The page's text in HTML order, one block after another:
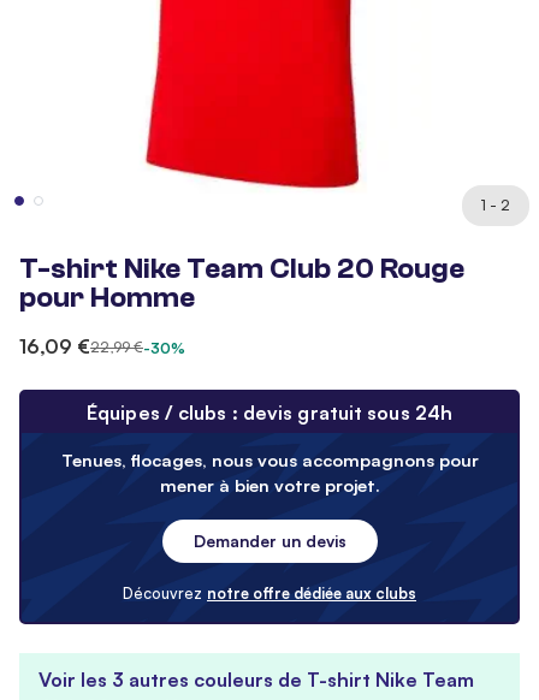
1 - 2
T-shirt Nike Team Club 20 Rouge
pour Homme
16,09 €22,99 €-30%
Équipes / clubs : devis gratuit sous 24h
Tenues, flocages, nous vous accompagnons pour
mener à bien votre projet.
Demander un devis
Découvrez notre offre dédiée aux clubs
Voir les 3 autres couleurs de T-shirt Nike Team